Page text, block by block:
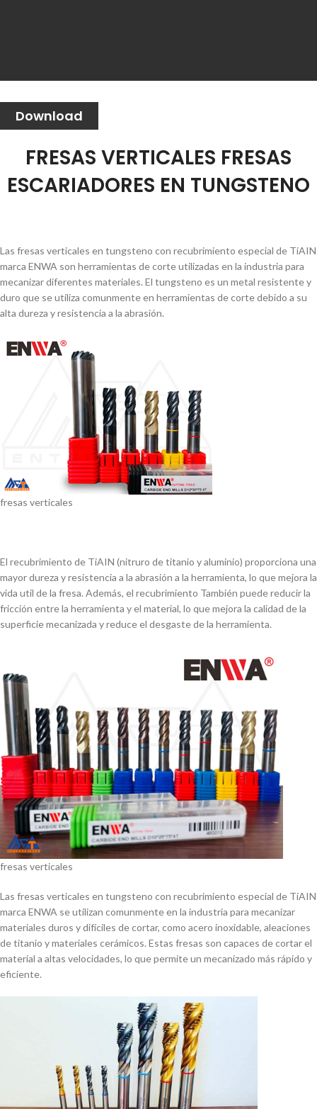
Download
FRESAS VERTICALES FRESAS
ESCARIADORES EN TUNGSTENO
Las fresas verticales en tungsteno con recubrimiento especial de TiAIN
marca ENWA son herramientas de corte utilizadas en la industria para
mecanizar diferentes materiales. El tungsteno es un metal resistente y
duro que se utiliza comunmente en herramientas de corte debido a su
alta dureza y resistencia a la abrasión.
fresas verticales
El recubrimiento de TiAIN (nitruro de titanio y aluminio) proporciona una
mayor dureza y resistencia a la abrasión a la herramienta, lo que mejora la
vida util de la fresa. Además, el recubrimiento También puede reducir la
fricción entre la herramienta y el material, lo que mejora la calidad de la
superficie mecanizada y reduce el desgaste de la herramienta.
fresas verticales
Las fresas verticales en tungsteno con recubrimiento especial de TiAIN
marca ENWA se utilizan comunmente en la industria para mecanizar
materiales duros y difí­ciles de cortar, como acero inoxidable, aleaciones
de titanio y materiales cerámicos. Estas fresas son capaces de cortar el
material a altas velocidades, lo que permite un mecanizado más rápido y
eficiente.